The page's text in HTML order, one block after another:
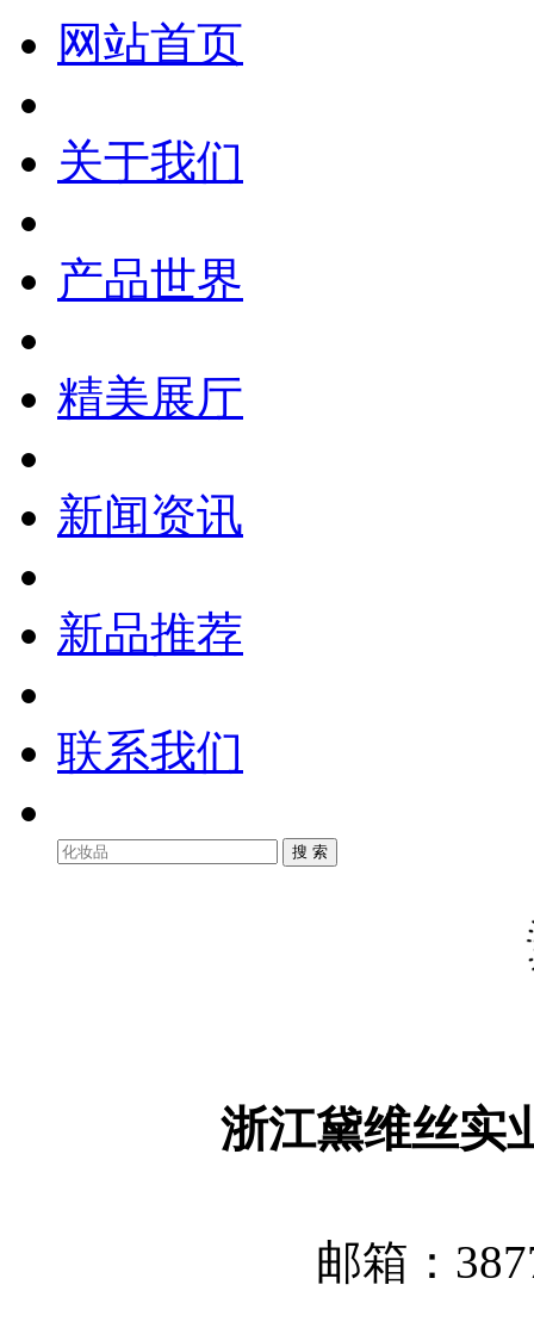
网站首页
关于我们
产品世界
精美展厅
新闻资讯
新品推荐
联系我们
浙江黛维丝实
邮箱：